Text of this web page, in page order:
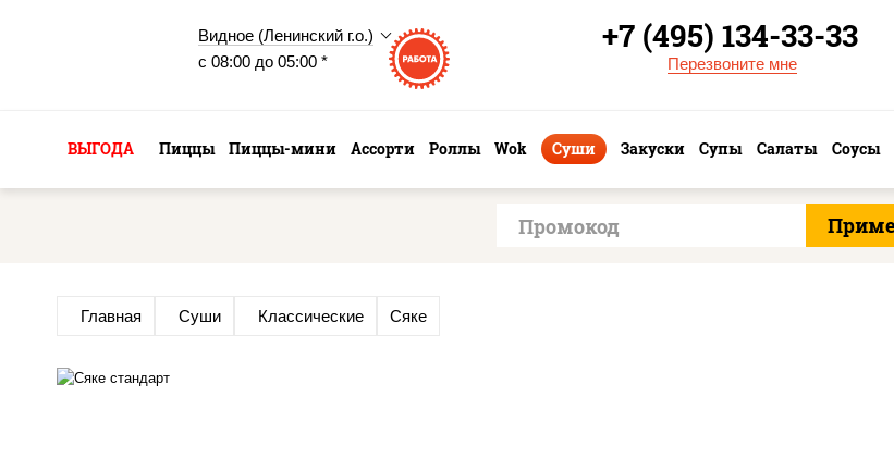
Видное (Ленинский г.о.)
с 08:00 до 05:00 *
+7 (495) 134-33-33
Перезвоните мне
ВЫГОДА Пиццы Пиццы-мини Ассорти Роллы Wok Суши Закуски Супы Салаты Соусы
Главная Суши Классические Сяке